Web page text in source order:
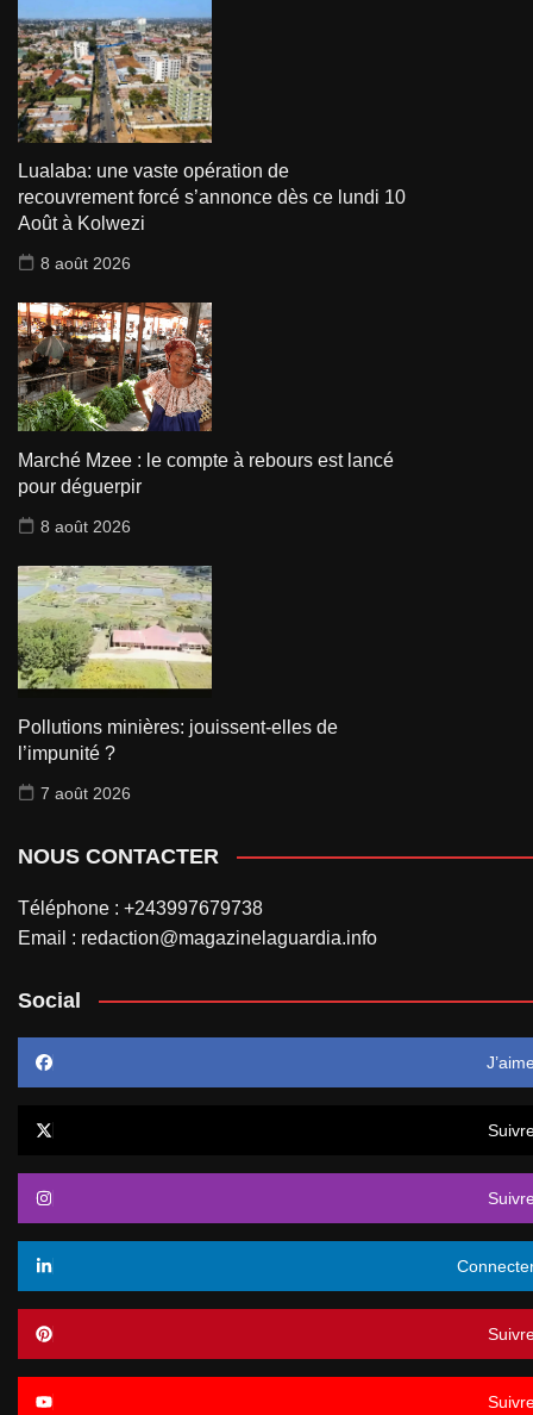
Lualaba: une vaste opération de
recouvrement forcé s’annonce dès ce lundi 10
Août à Kolwezi
8 août 2026
Marché Mzee : le compte à rebours est lancé
pour déguerpir
8 août 2026
Pollutions minières: jouissent-elles de
l’impunité ?
7 août 2026
NOUS CONTACTER
Téléphone : +243997679738
Email : redaction@magazinelaguardia.info
Social